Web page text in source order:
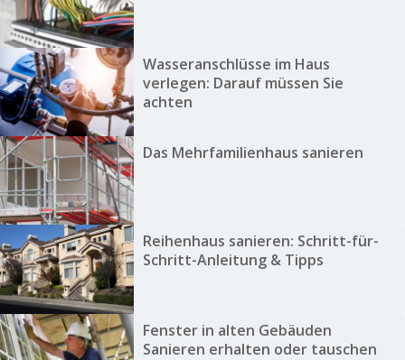
Wasseranschlüsse im Haus
verlegen: Darauf müssen Sie
achten
Das Mehrfamilienhaus sanieren
Reihenhaus sanieren: Schritt-für-
Schritt-Anleitung & Tipps
Fenster in alten Gebäuden
Sanieren erhalten oder tauschen